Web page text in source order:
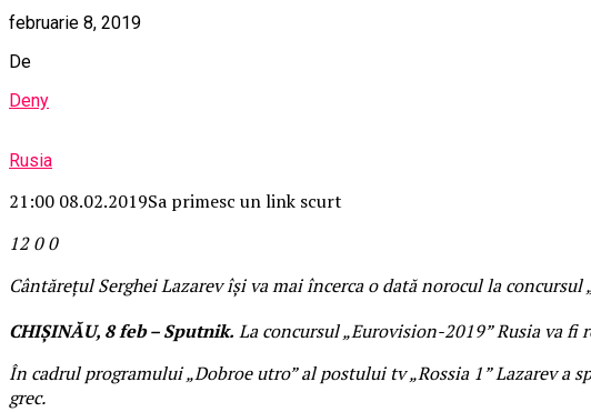
februarie 8, 2019
De
Deny
Rusia
21:00 08.02.2019Sa primesc un link scurt
1200
Cântărețul Serghei Lazarev își va mai încerca o dată norocul la concursul
CHIȘINĂU, 8 feb – Sputnik. La concursul „Eurovision-2019” Rusia va
În cadrul programului „Dobroe utro” al postului tv „Rossia 1” Lazarev a
grec.